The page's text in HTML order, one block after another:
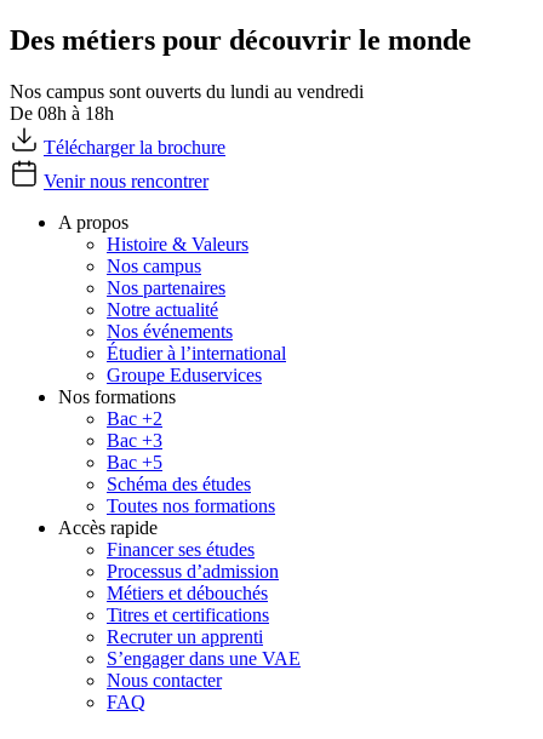
Des métiers pour découvrir le monde
Nos campus sont ouverts du lundi au vendredi
De 08h à 18h
Télécharger la brochure
Venir nous rencontrer
A propos
Histoire & Valeurs
Nos campus
Nos partenaires
Notre actualité
Nos événements
Étudier à l’international
Groupe Eduservices
Nos formations
Bac +2
Bac +3
Bac +5
Schéma des études
Toutes nos formations
Accès rapide
Financer ses études
Processus d’admission
Métiers et débouchés
Titres et certifications
Recruter un apprenti
S’engager dans une VAE
Nous contacter
FAQ